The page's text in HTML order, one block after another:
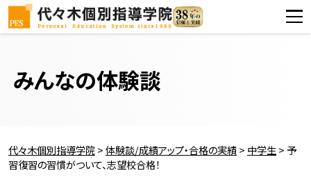
みんなの体験談
代々木個別指導学院>体験談/成績アップ・合格の実績> 中学生> 予
習復習の習慣がついて、志望校合格！